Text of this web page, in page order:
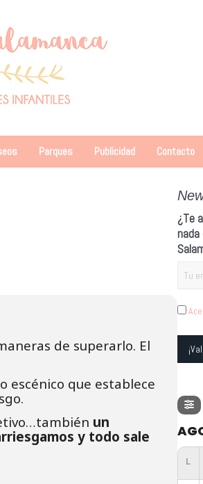
Parques Publicidad Contacto
de superarlo. El
escénico que establece
un
y todo sale
¿Te